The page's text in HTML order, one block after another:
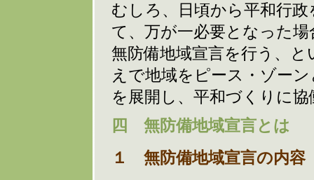
むしろ、日頃から平和行
て、万が一必要となった
無防備地域宣言を行う、
えで地域をピース・ゾー
を展開し、平和づくりに
四 無防備地域宣言とは
１ 無防備地域宣言の内容